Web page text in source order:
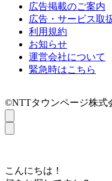
広告掲載のご案内
広告・サービス取
利用規約
お知らせ
運営会社について
緊急時はこちら
©NTTタウンページ株式
こんにちは！